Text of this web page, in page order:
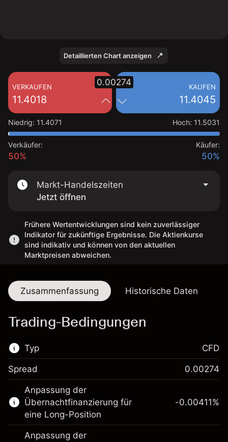
Detaillierten Chart anzeigen
VERKAUFEN
11.4018
KAUFEN
11.4045
0.00274
Niedrig: 11.4071 Hoch: 11.5031
Verkäufer:
50%
Käufer:
50%
Markt-Handelszeiten
Jetzt öffnen
Frühere Wertentwicklungen sind kein zuverlässiger
Indikator für zukünftige Ergebnisse. Die Aktienkurse
sind indikativ und können von den aktuellen
Marktpreisen abweichen.
Zusammenfassung Historische Daten
Trading-Bedingungen
Typ
Dieser Finanzmarkt steht für das CFD-
Trading zur Verfügung.
Erfahren Sie mehr über:
CFDs
CFD
Spread 0.00274
Anpassung der
Übernachtfinanzierung für
eine Long-Position
-0.00411%
Anpassung der